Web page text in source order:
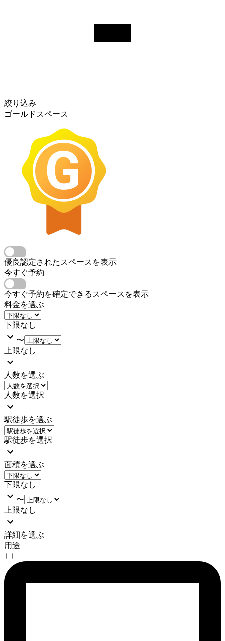
絞り込み
ゴールドスペース
優良認定されたスペースを表示
今すぐ予約
今すぐ予約を確定できるスペースを表示
料金を選ぶ
下限なし
〜
上限なし
人数を選ぶ
人数を選択
駅徒歩を選ぶ
駅徒歩を選択
面積を選ぶ
下限なし
〜
上限なし
詳細を選ぶ
用途